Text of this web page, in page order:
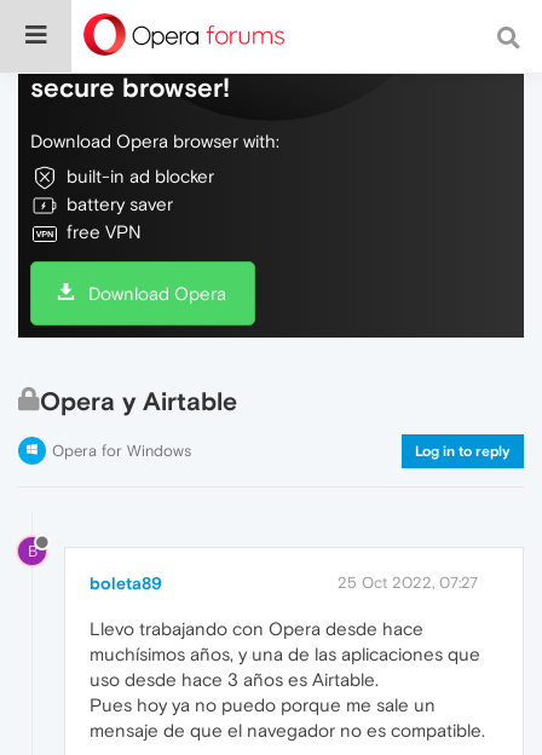
Do more on the web, with a fast and
secure browser!
Download Opera browser with:
built-in ad blocker
battery saver
free VPN
Download Opera
Opera y Airtable
Opera for Windows Log in to reply
B
boleta89 25 Oct 2022, 07:27
Llevo trabajando con Opera desde hace
muchísimos años, y una de las aplicaciones que
uso desde hace 3 años es Airtable.
Pues hoy ya no puedo porque me sale un
mensaje de que el navegador no es compatible.